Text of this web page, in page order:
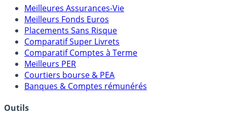
Comparatifs
Meilleures Assurances-Vie
Meilleurs Fonds Euros
Placements Sans Risque
Comparatif Super Livrets
Comparatif Comptes à Terme
Meilleurs PER
Banques & Comptes rémunérés